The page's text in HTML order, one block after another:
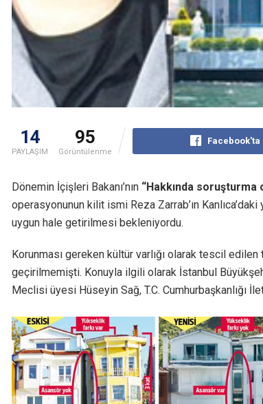
14
PAYLAŞIM
95
Görüntülenme
Facebook'ta
Dönemin İçişleri Bakanı’nın “Hakkında soruşturma
operasyonunun kilit ismi Reza Zarrab’ın
uygun hale getirilmesi bekleniyordu.
Korunması gereken kültür varlığı olarak tescil edilen
geçirilmemişti. Konuyla ilgili olarak İstanbul
Meclisi üyesi Hüseyin Sağ, T.C. Cumhurbaşkanlığı